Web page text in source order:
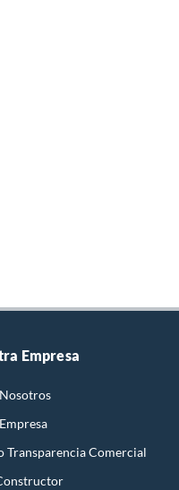
Empresa
Transparencia Comercial